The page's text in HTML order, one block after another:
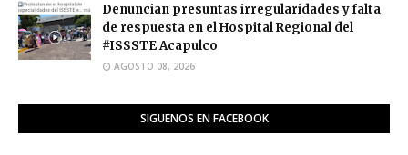
Denuncian presuntas irregularidades y falta
de respuesta en el Hospital Regional del
#ISSSTE Acapulco
AGOSTO 08, 2026
SIGUENOS EN FACEBOOK